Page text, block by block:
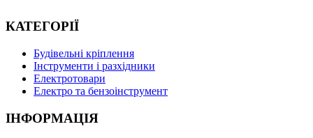
КАТЕГОРІЇ
Будівельні кріплення
Інструменти і разхідники
Електротовари
Електро та бензоінструмент
ІНФОРМАЦІЯ